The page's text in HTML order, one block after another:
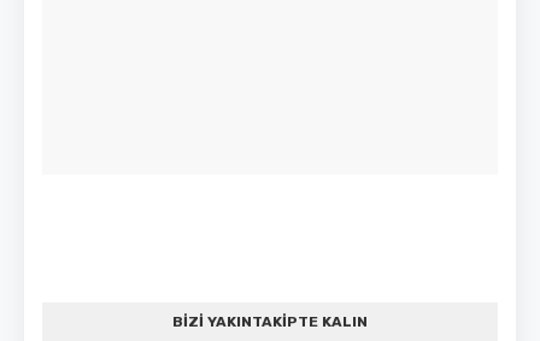
BİZİ YAKINTAKİPTE KALIN